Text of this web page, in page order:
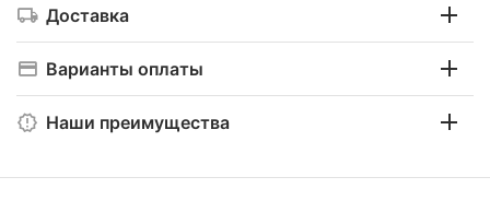
Доставка
Варианты оплаты
Наши преимущества